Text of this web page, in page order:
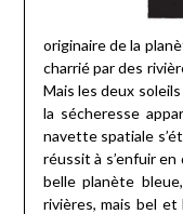
originaire de la
charrié par des
Mais les deux
la sécheresse
navette spatiale
réussit à s’enfuir
belle planète
rivières, mais bel